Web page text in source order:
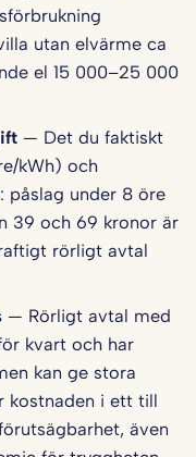
utan elvärme ca
el 15 000–25 000
— Det du faktiskt
kWh) och
påslag under 8 öre
39 och 69 kronor är
rörligt avtal
— Rörligt avtal med
kvart och har
kan ge stora
kostnaden i ett till
även